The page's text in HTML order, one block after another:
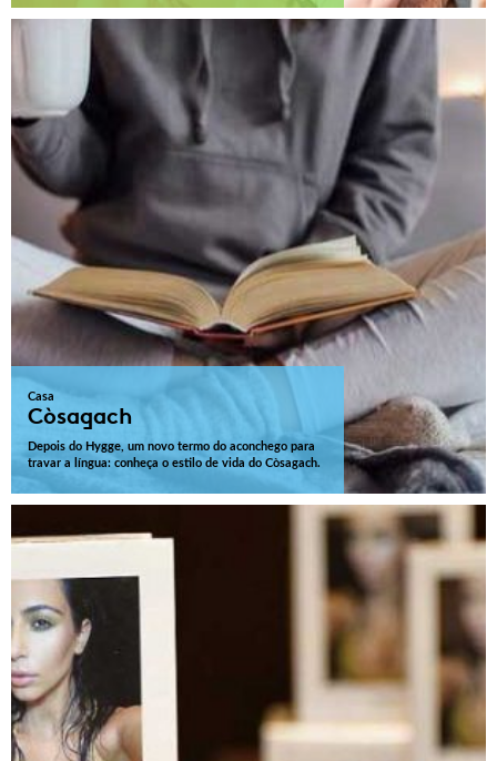
Casa
Còsagach
Depois do Hygge, um novo termo do aconchego para
travar a língua: conheça o estilo de vida do Còsagach.